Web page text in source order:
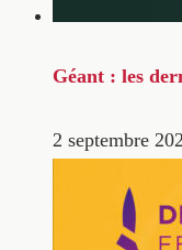
Géant : les
2 septembre